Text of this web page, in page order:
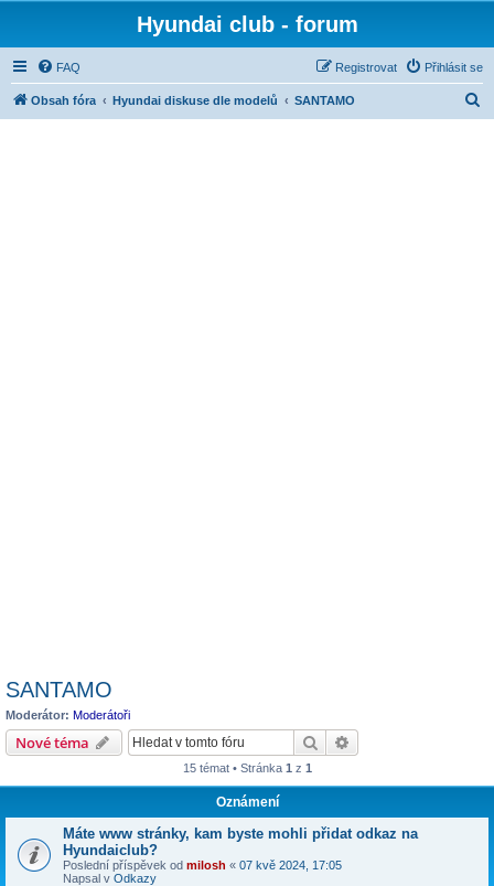
Hyundai club - forum
FAQ Přihlásit se
Registrovat
Obsah fóra Hyundai diskuse dle modelů SANTAMO
SANTAMO
Moderátor: Moderátoři
Nové téma Hledat
15 témat • Stránka 1 z 1
Oznámení
Máte www stránky, kam byste mohli přidat odkaz na
Hyundaiclub?
Poslední příspěvek od milosh « 07 kvě 2024, 17:05
Napsal v Odkazy